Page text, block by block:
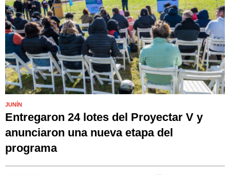
JUNÍN
Entregaron 24 lotes del Proyectar V y
anunciaron una nueva etapa del
programa